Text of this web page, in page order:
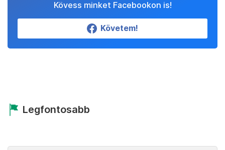
Kövess minket Facebookon is!
Követem!
Legfontosabb